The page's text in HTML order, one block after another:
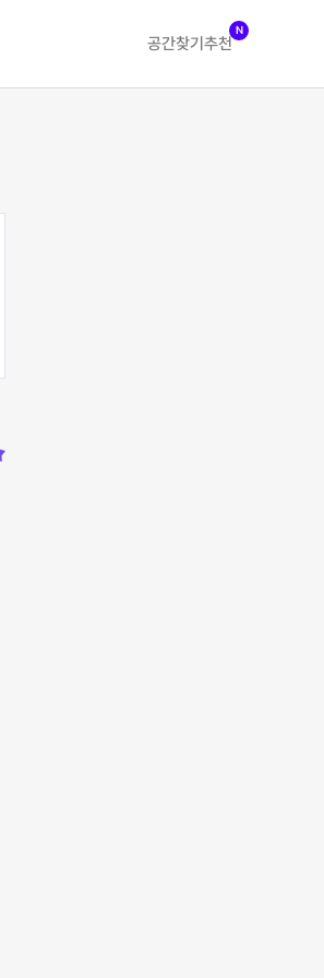
공간찾기 추천
N